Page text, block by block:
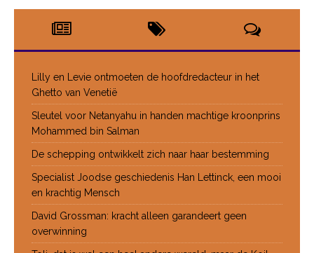
Lilly en Levie ontmoeten de hoofdredacteur in het
Ghetto van Venetië
Sleutel voor Netanyahu in handen machtige kroonprins
Mohammed bin Salman
De schepping ontwikkelt zich naar haar bestemming
Specialist Joodse geschiedenis Han Lettinck, een mooi
en krachtig Mensch
David Grossman: kracht alleen garandeert geen
overwinning